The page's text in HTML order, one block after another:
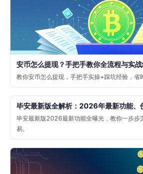
安币怎么提现？手把手教你全流程与实
教你安币怎么提现，手把手实操+踩坑经验，省
毕安最新版全解析：2026年最新功能、
毕安最新版2026最新功能全曝光，教你一步步
易。